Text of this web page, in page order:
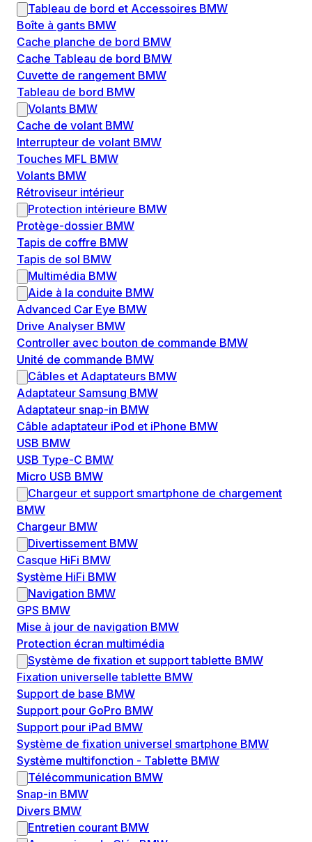
Tableau de bord et Accessoires BMW
Boîte à gants BMW
Cache planche de bord BMW
Cache Tableau de bord BMW
Cuvette de rangement BMW
Tableau de bord BMW
Volants BMW
Cache de volant BMW
Interrupteur de volant BMW
Touches MFL BMW
Volants BMW
Rétroviseur intérieur
Protection intérieure BMW
Protège-dossier BMW
Tapis de coffre BMW
Tapis de sol BMW
Multimédia BMW
Aide à la conduite BMW
Advanced Car Eye BMW
Drive Analyser BMW
Controller avec bouton de commande BMW
Unité de commande BMW
Câbles et Adaptateurs BMW
Adaptateur Samsung BMW
Adaptateur snap-in BMW
Câble adaptateur iPod et iPhone BMW
USB BMW
USB Type-C BMW
Micro USB BMW
Chargeur et support smartphone de chargement
BMW
Chargeur BMW
Divertissement BMW
Casque HiFi BMW
Système HiFi BMW
Navigation BMW
GPS BMW
Mise à jour de navigation BMW
Protection écran multimédia
Système de fixation et support tablette BMW
Fixation universelle tablette BMW
Support de base BMW
Support pour GoPro BMW
Support pour iPad BMW
Système de fixation universel smartphone BMW
Système multifonction - Tablette BMW
Télécommunication BMW
Snap-in BMW
Divers BMW
Entretien courant BMW